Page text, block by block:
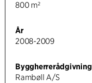
800 m²
År
2008-2009
Byggherrerådgivning
Rambøll A/S